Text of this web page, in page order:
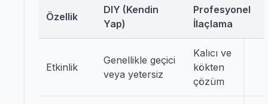
Özellik
DIY (Kendin
Yap)
Profesyonel
İlaçlama
Etkinlik
Genellikle geçici
veya yetersiz
Kalıcı ve
kökten
çözüm